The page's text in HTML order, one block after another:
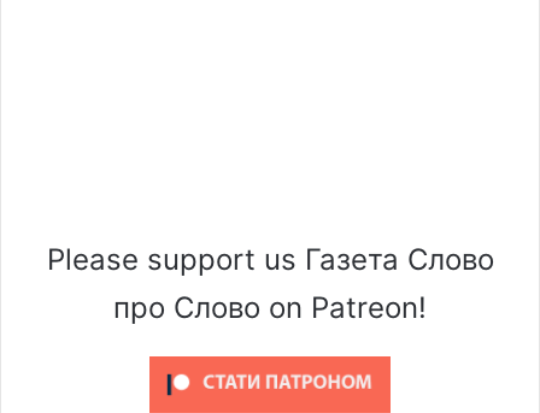
Please support us Газета Слово
про Слово on Patreon!